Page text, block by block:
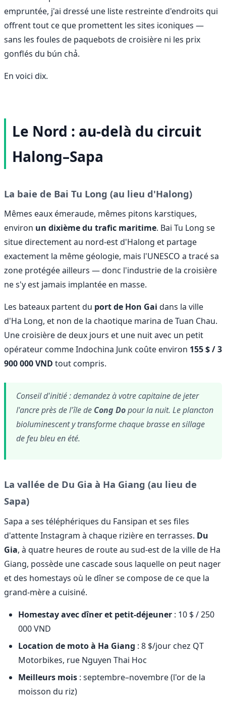
empruntée, j'ai dressé une liste restreinte d'endroits qui
offrent tout ce que promettent les sites iconiques —
sans les foules de paquebots de croisière ni les prix
gonflés du bún chả.
En voici dix.
Le Nord : au-delà du circuit
Halong–Sapa
La baie de Bai Tu Long (au lieu d'Halong)
Mêmes eaux émeraude, mêmes pitons karstiques,
environ un dixième du trafic maritime. Bai Tu Long se
situe directement au nord-est d'Halong et partage
exactement la même géologie, mais l'UNESCO a tracé sa
zone protégée ailleurs — donc l'industrie de la croisière
ne s'y est jamais implantée en masse.
Les bateaux partent du port de Hon Gai dans la ville
d'Ha Long, et non de la chaotique marina de Tuan Chau.
Une croisière de deux jours et une nuit avec un petit
opérateur comme Indochina Junk coûte environ 155 $ / 3
900 000 VND tout compris.
Conseil d'initié : demandez à votre capitaine de jeter
l'ancre près de l'île de Cong Dopour la nuit. Le plancton
bioluminescent y transforme chaque brasse en sillage
de feu bleu en été.
La vallée de Du Gia à Ha Giang (au lieu de
Sapa)
Sapa a ses téléphériques du Fansipan et ses files
d'attente Instagram à chaque rizière en terrasses. Du
Gia, à quatre heures de route au sud-est de la ville de Ha
Giang, possède une cascade sous laquelle on peut nager
et des homestays où le dîner se compose de ce que la
grand-mère a cuisiné.
Homestay avec dîner et petit-déjeuner : 10 $ / 250
000 VND
Location de moto à Ha Giang : 8 $/jour chez QT
Motorbikes, rue Nguyen Thai Hoc
Meilleurs mois : septembre–novembre (l'or de la
moisson du riz)